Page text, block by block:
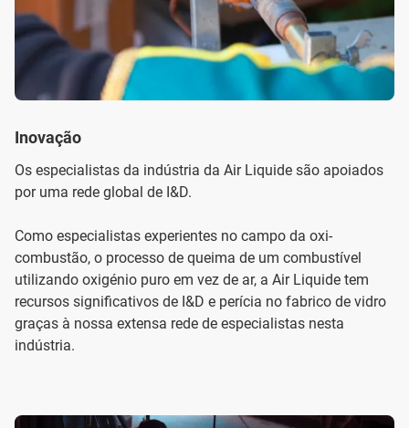
Inovação
Os especialistas da indústria da Air Liquide são apoiados
por uma rede global de I&D.
Como especialistas experientes no campo da oxi-
combustão, o processo de queima de um combustível
utilizando oxigénio puro em vez de ar, a Air Liquide tem
recursos significativos de I&D e perícia no fabrico de vidro
graças à nossa extensa rede de especialistas nesta
indústria.